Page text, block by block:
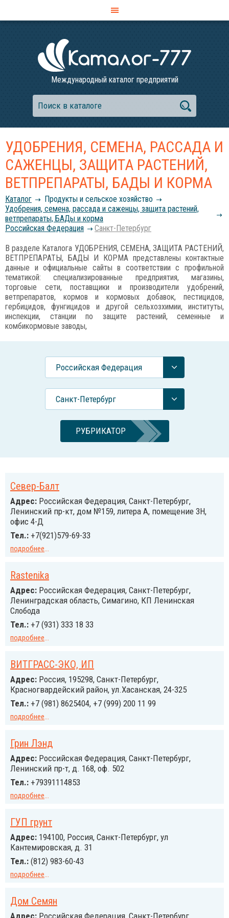
Международный каталог предприятий
УДОБРЕНИЯ, СЕМЕНА, РАССАДА И
САЖЕНЦЫ, ЗАЩИТА РАСТЕНИЙ,
ВЕТПРЕПАРАТЫ, БАДЫ И КОРМА
Каталог
Продукты и сельское хозяйство
Удобрения, семена, рассада и саженцы, защита растений,
ветпрепараты, БАДы и корма
Российcкая Федерация
Санкт-Петербург
В разделе Каталога УДОБРЕНИЯ, СЕМЕНА, ЗАЩИТА РАСТЕНИЙ,
ВЕТПРЕПАРАТЫ, БАДЫ И КОРМА представлены контактные
данные и официальные сайты в соответствии с профильной
тематикой: специализированные предприятия, магазины,
торговые сети, поставщики и производители удобрений,
ветпрепаратов, кормов и кормовых добавок, пестицидов,
гербицидов, фунгицидов и другой сельхозхимии, институты,
инспекции, станции по защите растений, семенные и
комбикормовые заводы,
Российcкая Федерация
Санкт-Петербург
РУБРИКАТОР
Cевер-Балт
Адрес: Российcкая Федерация, Санкт-Петербург,
Ленинский пр-кт, дом №159, литера А, помещение 3H,
офис 4-Д
Тел.: +7(921)579-69-33
подробнее...
Rastenika
Адрес: Российcкая Федерация, Санкт-Петербург,
Ленинградская область, Симагино, КП Ленинская
Слобода
Тел.: +7 (931) 333 18 33
подробнее...
ВИТГРАСС-ЭКО, ИП
Адрес: Россия, 195298, Санкт-Петербург,
Красногвардейский район, ул.Хасанская, 24-325
Тел.: +7 (981) 8625404, +7 (999) 200 11 99
подробнее...
Грин Лэнд
Адрес: Российcкая Федерация, Санкт-Петербург,
Ленинский пр-т, д. 168, оф. 502
Тел.: +79391114853
подробнее...
ГУП грунт
Адрес: 194100, Россия, Санкт-Петербург, ул
Кантемировская, д. 31
Тел.: (812) 983-60-43
подробнее...
Дом Семян
Адрес: Российcкая Федерация, Санкт-Петербург,